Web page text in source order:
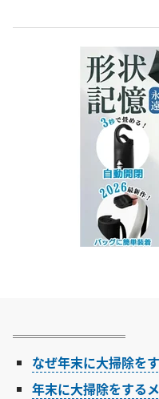
なぜ年末に大掃除を
年末に大掃除をする